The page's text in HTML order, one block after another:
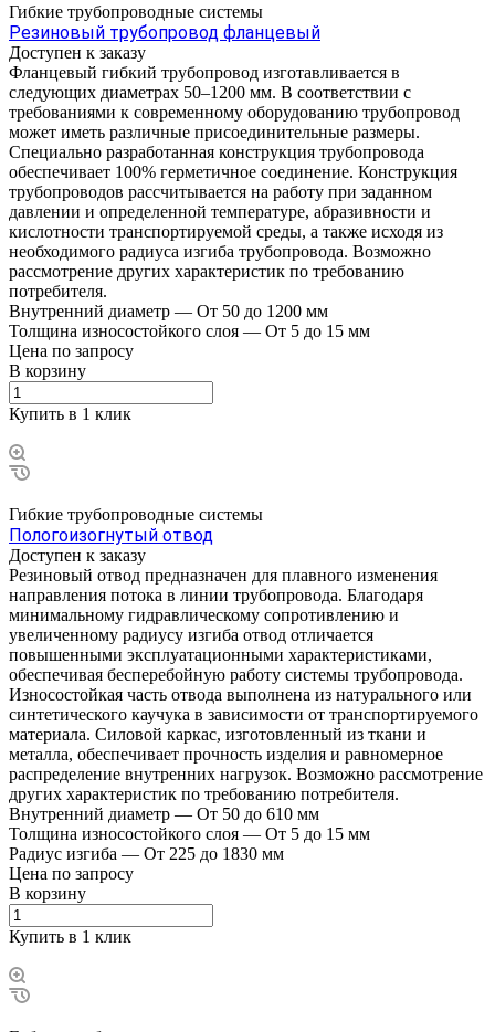
Гибкие трубопроводные системы
Резиновый трубопровод фланцевый
Доступен к заказу
Фланцевый гибкий трубопровод изготавливается в
следующих диаметрах 50–1200 мм. В соответствии с
требованиями к современному оборудованию трубопровод
может иметь различные присоединительные размеры.
Специально разработанная конструкция трубопровода
обеспечивает 100% герметичное соединение. Конструкция
трубопроводов рассчитывается на работу при заданном
давлении и определенной температуре, абразивности и
кислотности транспортируемой среды, а также исходя из
необходимого радиуса изгиба трубопровода. Возможно
рассмотрение других характеристик по требованию
потребителя.
Внутренний диаметр — От 50 до 1200 мм
Толщина износостойкого слоя — От 5 до 15 мм
Цена по запросу
В корзину
Купить в 1 клик
Гибкие трубопроводные системы
Пологоизогнутый отвод
Доступен к заказу
Резиновый отвод предназначен для плавного изменения
направления потока в линии трубопровода. Благодаря
минимальному гидравлическому сопротивлению и
увеличенному радиусу изгиба отвод отличается
повышенными эксплуатационными характеристиками,
обеспечивая бесперебойную работу системы трубопровода.
Износостойкая часть отвода выполнена из натурального или
синтетического каучука в зависимости от транспортируемого
материала. Силовой каркас, изготовленный из ткани и
металла, обеспечивает прочность изделия и равномерное
распределение внутренних нагрузок. Возможно рассмотрение
других характеристик по требованию потребителя.
Внутренний диаметр — От 50 до 610 мм
Толщина износостойкого слоя — От 5 до 15 мм
Радиус изгиба — От 225 до 1830 мм
Цена по запросу
В корзину
Купить в 1 клик